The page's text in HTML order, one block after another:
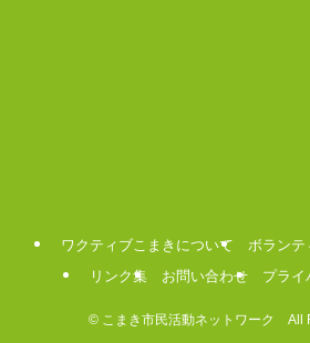
ワクティブこまきについて ボランテ
リンク集
お問い合わせ プライ
© こまき市民活動ネットワーク All